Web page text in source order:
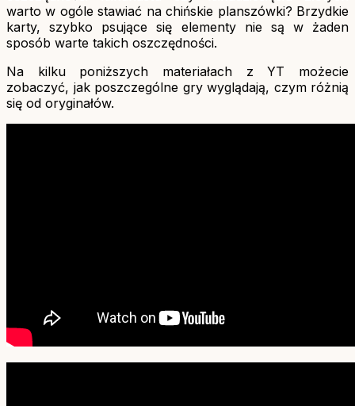
warto w ogóle stawiać na chińskie planszówki? Brzydkie
karty, szybko psujące się elementy nie są w żaden
sposób warte takich oszczędności.
Na kilku poniższych materiałach z YT możecie
zobaczyć, jak poszczególne gry wyglądają, czym różnią
się od oryginałów.